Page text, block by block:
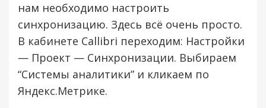
нам необходимо настроить
синхронизацию. Здесь всё очень просто.
В кабинете Callibri переходим: Настройки
— Проект — Синхронизации. Выбираем
“Системы аналитики” и кликаем по
Яндекс.Метрике.